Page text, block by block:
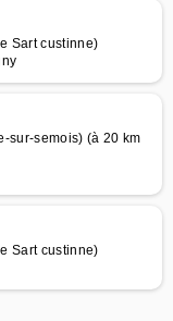
Sart custinne)
sur-semois) (à 20 km
Sart custinne)